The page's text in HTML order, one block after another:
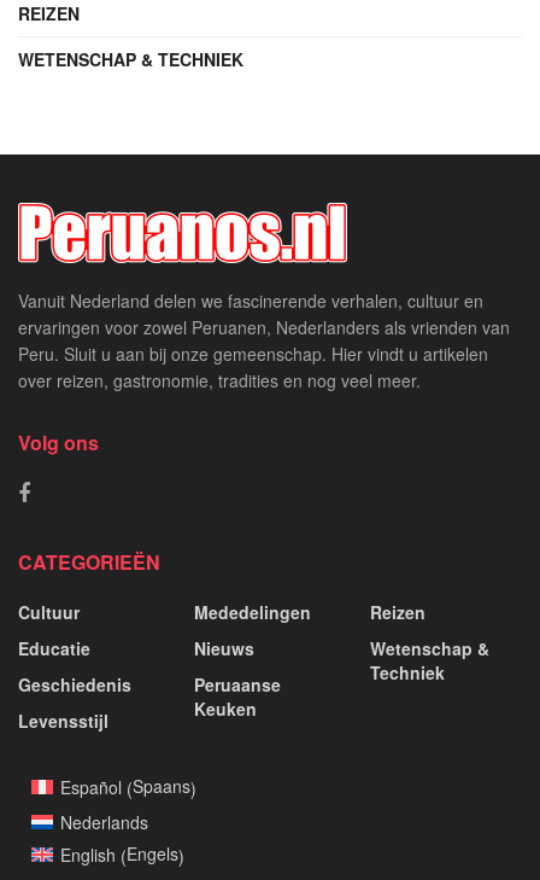
REIZEN
WETENSCHAP & TECHNIEK
Vanuit Nederland delen we fascinerende verhalen, cultuur en
ervaringen voor zowel Peruanen, Nederlanders als vrienden van
Peru. Sluit u aan bij onze gemeenschap. Hier vindt u artikelen
over reizen, gastronomie, tradities en nog veel meer.
Volg ons
CATEGORIEËN
Cultuur
Educatie
Geschiedenis
Levensstijl
Mededelingen
Nieuws
Peruaanse
Keuken
Reizen
Wetenschap &
Techniek
Español (Spaans)
Nederlands
English (Engels)